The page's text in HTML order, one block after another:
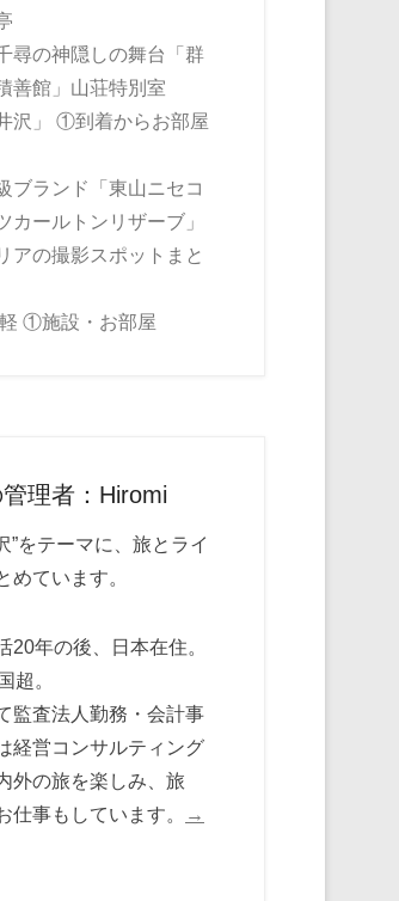
尋の神隠しの舞台「群
館」山荘特別室
沢」 ①到着からお部屋
ブランド「東山ニセコ
カールトンリザーブ」
アの撮影スポットまと
軽 ①施設・お部屋
理者：Hiromi
”をテーマに、旅とライ
めています。
20年の後、日本在住。
超。
監査法人勤務・会計事
経営コンサルティング
外の旅を楽しみ、旅
仕事もしています。
→